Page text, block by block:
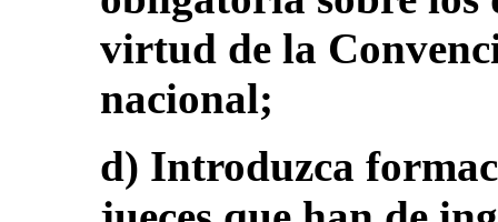
virtud de la
nacional;
d) Introduzca